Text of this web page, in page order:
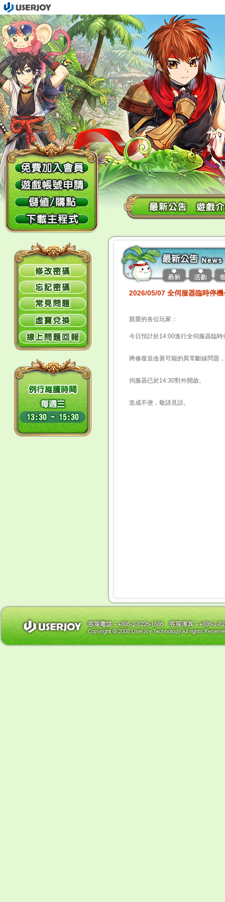
2026/05/07 全伺服器臨時停
親愛的各位玩家：
今日預計於14:00進行全伺服器臨時
將修復並改善可能的異常斷線問題，
伺服器已於14:30對外開啟。
造成不便，敬請見諒。